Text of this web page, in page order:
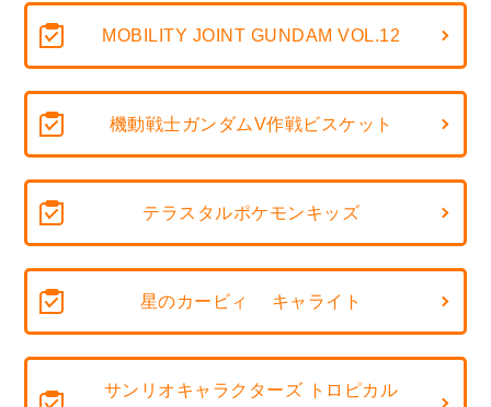
MOBILITY JOINT GUNDAM VOL.12
機動戦士ガンダムV作戦ビスケット
テラスタルポケモンキッズ
星のカービィ キャライト
サンリオキャラクターズ トロピカル